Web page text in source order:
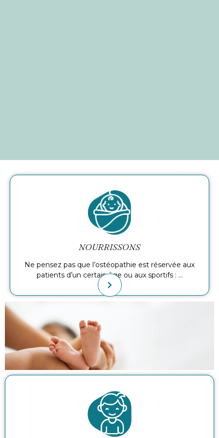
NOURRISSONS
Ne pensez pas que l’ostéopathie est réservée aux
patients d’un certain âge ou aux sportifs : …